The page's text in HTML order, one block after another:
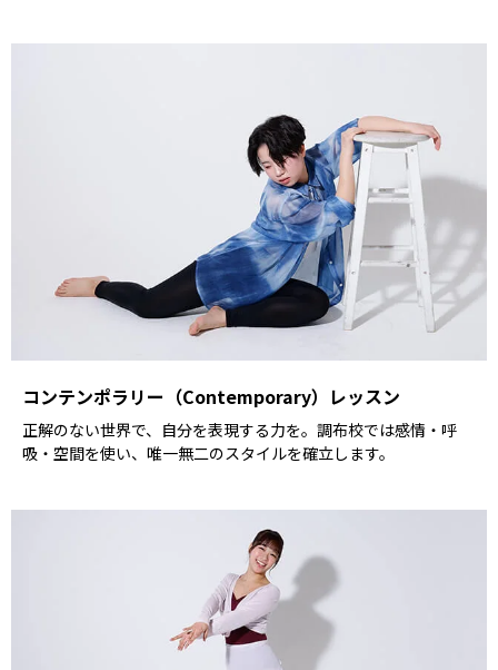
コンテンポラリー（Contemporary）レッスン
正解のない世界で、自分を表現する力を。調布校では感情・呼
吸・空間を使い、唯一無二のスタイルを確立します。